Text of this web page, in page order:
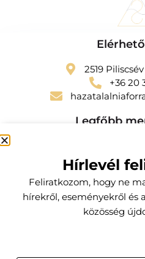
2519
+36 20
Legfőbb
Előfizetői
Hírlevél
Feliratkozom, hogy ne
hírekről, eseményekről és
közösség